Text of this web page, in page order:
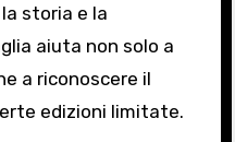
storia e la
aiuta non solo a
a riconoscere il
edizioni limitate.